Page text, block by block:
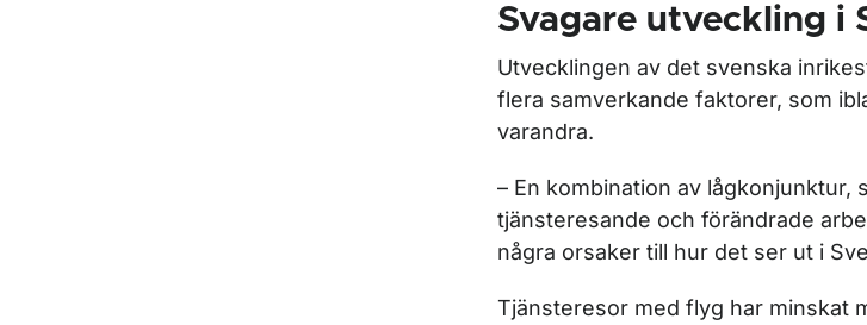
Svagare utveckling i
Utvecklingen av det svenska
flera samverkande faktorer, som
varandra.
– En kombination av lågkonjunktur,
tjänsteresande och förändrade
några orsaker till hur det ser ut i
Tjänsteresor med flyg har minskat